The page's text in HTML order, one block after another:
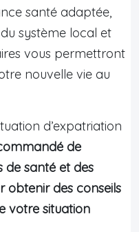
santé adaptée,
système local et
vous permettront
nouvelle vie au
d’expatriation
de
de santé et des
obtenir des conseils
votre situation